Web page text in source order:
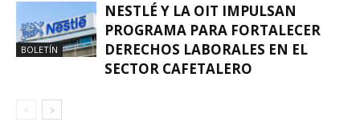
BOLETÍN
NESTLÉ Y LA OIT IMPULSAN
PROGRAMA PARA FORTALECER
DERECHOS LABORALES EN EL
SECTOR CAFETALERO